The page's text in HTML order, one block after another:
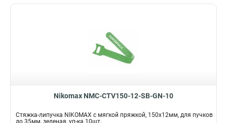
Nikomax NMC-CTV150-12-SB-GN-10
Стяжка-липучка NIKOMAX с мягкой пряжкой, 150х12мм, для пучков
до 35мм, зеленая, уп-ка 10шт.